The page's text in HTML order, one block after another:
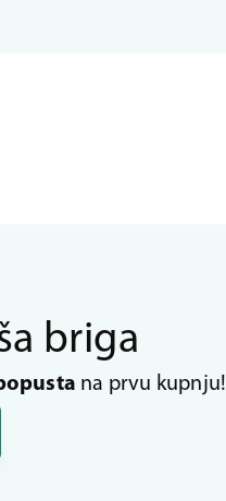
briga
na prvu kupnju!